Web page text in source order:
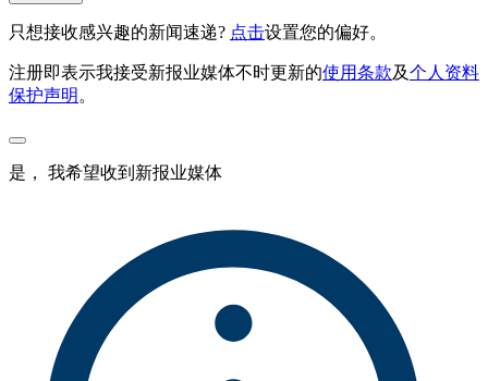
只想接收感兴趣的新闻速递? 点击设置您的偏好。
注册即表示我接受新报业媒体不时更新的使用条款及个人资料
保护声明 。
是， 我希望收到新报业媒体